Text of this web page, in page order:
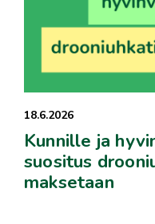
18.6.2026
Kunnille ja
suositus
maksetaan